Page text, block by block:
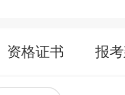
资格证书 报